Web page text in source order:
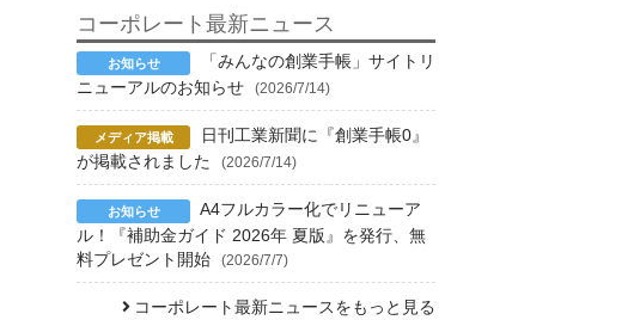
コーポレート最新ニュース
「みんなの創業手帳」サイトリ
ニューアルのお知らせ
(2026/7/14)
日刊工業新聞に『創業手帳0』
が掲載されました
(2026/7/14)
A4フルカラー化でリニューア
ル！『補助金ガイド 2026年 夏版』を発行、無
料プレゼント開始
(2026/7/7)
コーポレート最新ニュースをもっと見る